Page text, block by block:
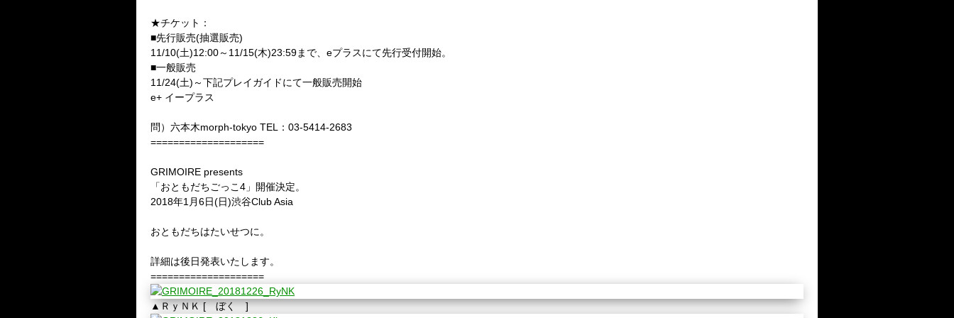
★チケット：
■先行販売(抽選販売)
11/10(土)12:00～11/15(木)23:59まで、eプラスにて先行受付開始。
■一般販売
11/24(土)～下記プレイガイドにて一般販売開始
e+ イープラス
問）六本木morph-tokyo TEL：03-5414-2683
====================
GRIMOIRE presents
「おともだちごっこ4」開催決定。
2018年1月6日(日)渋谷Club Asia
おともだちはたいせつに。
詳細は後日発表いたします。
====================
▲ＲｙＮＫ [ ぼく ]